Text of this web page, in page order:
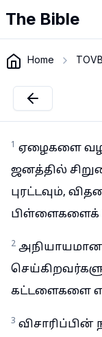
The Bible
Home
1 ஏழைகளை
ஜனத்தில்
புரட்டவும்,
பிள்ளைகளைக்
2 அநியாயமான
கட்டளைகளை
3 விசாரிப்பின்